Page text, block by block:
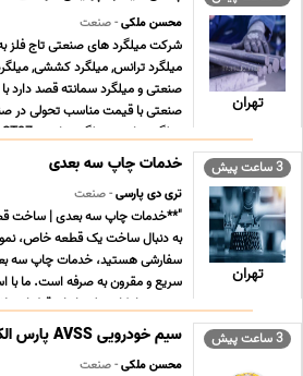
تهران
محسن ملکی- صنعت
شرکت میلگرد های صنعتی تاج فلز به
میلگرد ترانس, میلگرد کششی,
صنعتی و میلگرد سمانته قصد دارد با
صنعتی با قیمت مناسب تحولی
میلگرد ترانس, میلگرد ترانسی ST37 , می ... ...
3 ساعت پیش
تهران
خدمات چاپ سه بعدی
تری دی پارسی- صنعت
"**خدمات چاپ سه بعدی | ساخت
به دنبال ساخت یک قطعه خاص،
سفارشی هستید، خدمات چاپ سه
سریع و مقرون به صرفه است. ما با
صنعتی، امکان تولید انواع قطعات
3 ساعت پیش سیم خودرویی AVSS پارس الکتریک
محسن ملکی- صنعت